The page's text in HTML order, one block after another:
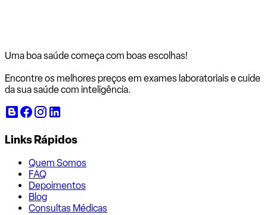
Uma boa saúde começa com boas escolhas!
Encontre os melhores preços em exames laboratoriais e cuide
da sua saúde com inteligência.
Links Rápidos
Quem Somos
FAQ
Depoimentos
Blog
Consultas Médicas